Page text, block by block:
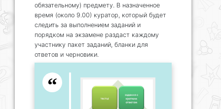
обязательному) предмету. В назначенное
время (около 9.00) куратор, который будет
следить за выполнением заданий и
порядком на экзамене раздаст каждому
участнику пакет заданий, бланки для
ответов и черновики.